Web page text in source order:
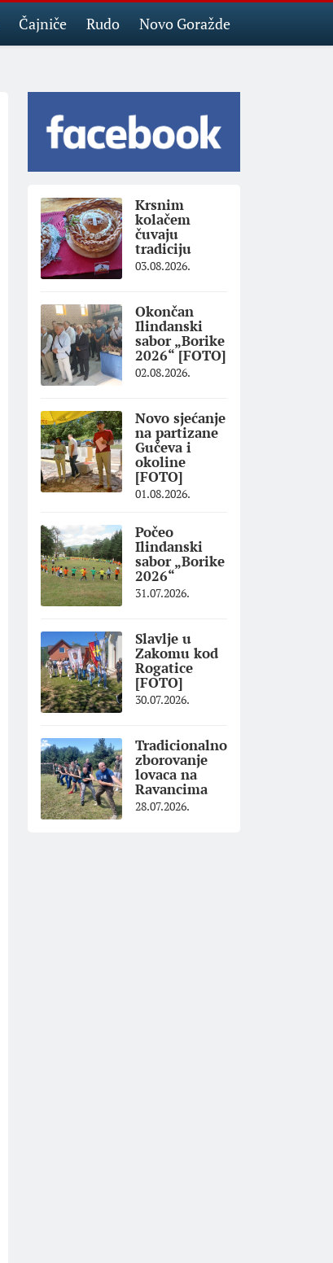
Čajniče Rudo Novo Goražde
Krsnim
kolačem
čuvaju
tradiciju
03.08.2026.
Okončan
Ilindanski
sabor „Borike
2026“ [FOTO]
02.08.2026.
Novo sjećanje
na partizane
Gučeva i
okoline
[FOTO]
01.08.2026.
Počeo
Ilindanski
sabor „Borike
2026“
31.07.2026.
Slavlje u
Zakomu kod
Rogatice
[FOTO]
30.07.2026.
Tradicionalno
zborovanje
lovaca na
Ravancima
28.07.2026.